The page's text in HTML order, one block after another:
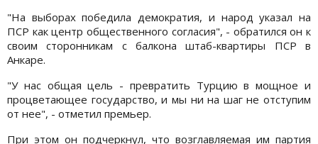
"На выборах победила демократия, и народ указал на
ПСР как центр общественного согласия", - обратился он к
своим сторонникам с балкона штаб-квартиры ПСР в
Анкаре.
"У нас общая цель - превратить Турцию в мощное и
процветающее государство, и мы ни на шаг не отступим
от нее", - отметил премьер.
При этом он подчеркнул, что возглавляемая им партия